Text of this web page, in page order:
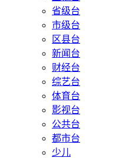
省级台
市级台
区县台
新闻台
财经台
综艺台
体育台
影视台
公共台
都市台
少儿